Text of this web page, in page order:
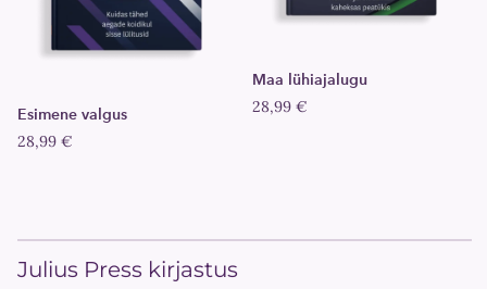
Maa lühiajalugu
28,99 €
Esimene valgus
28,99 €
Julius Press kirjastus